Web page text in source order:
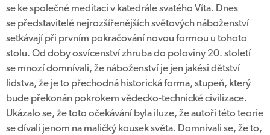
se ke společné meditaci v katedrále svatého Víta. Dnes
se představitelé nejrozšířenějších světových náboženství
setkávají při prvním pokračování novou formou u tohoto
stolu. Od doby osvícenství zhruba do poloviny 20. století
se mnozí domnívali, že náboženství je jen jakési dětství
lidstva, že je to přechodná historická forma, stupeň, který
bude překonán pokrokem vědecko-technické civilizace.
Ukázalo se, že toto očekávání byla iluze, že autoři této teorie
se dívali jenom na maličký kousek světa. Domnívali se, že to,